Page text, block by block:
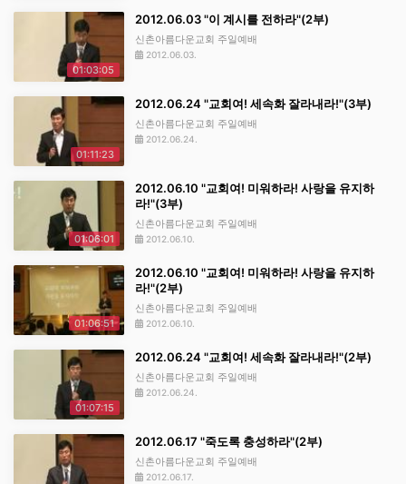
01:03:05
2012.06.03 "이 계시를 전하라"(2부)
신촌아름다운교회 주일예배
2012.06.03.
01:11:23
2012.06.24 "교회여! 세속화 잘라내라!"(3부)
신촌아름다운교회 주일예배
2012.06.24.
01:06:01
2012.06.10 "교회여! 미워하라! 사랑을 유지하
라!"(3부)
신촌아름다운교회 주일예배
2012.06.10.
01:06:51
2012.06.10 "교회여! 미워하라! 사랑을 유지하
라!"(2부)
신촌아름다운교회 주일예배
2012.06.10.
01:07:15
2012.06.24 "교회여! 세속화 잘라내라!"(2부)
신촌아름다운교회 주일예배
2012.06.24.
2012.06.17 "죽도록 충성하라"(2부)
신촌아름다운교회 주일예배
2012.06.17.